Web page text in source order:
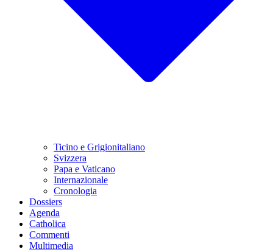
Ticino e Grigionitaliano
Svizzera
Papa e Vaticano
Internazionale
Cronologia
Dossiers
Agenda
Catholica
Commenti
Multimedia